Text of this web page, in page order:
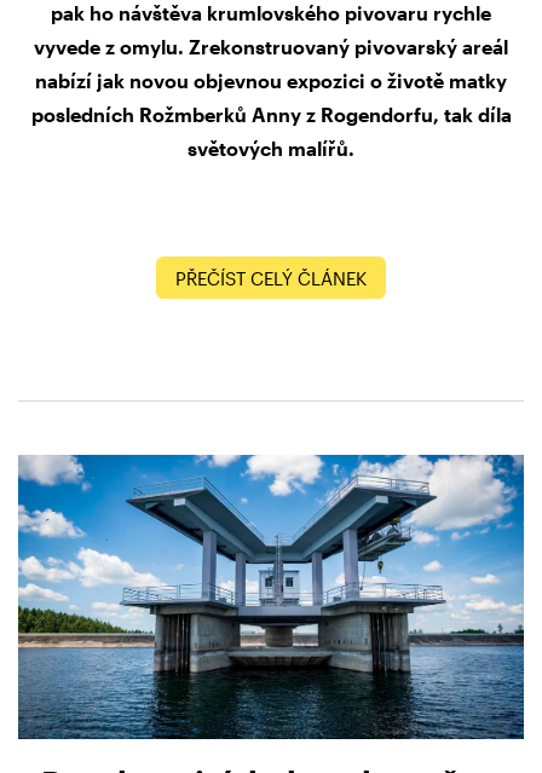
pak ho návštěva krumlovského pivovaru rychle
vyvede z omylu. Zrekonstruovaný pivovarský areál
nabízí jak novou objevnou expozici o životě matky
posledních Rožmberků Anny z Rogendorfu, tak díla
světových malířů.
PŘEČÍST CELÝ ČLÁNEK